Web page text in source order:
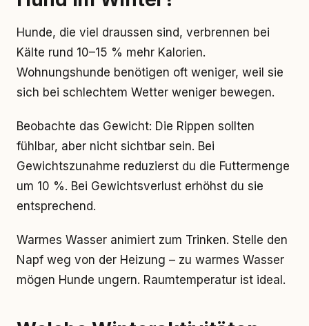
Hunde, die viel draussen sind, verbrennen bei
Kälte rund 10–15 % mehr Kalorien.
Wohnungshunde benötigen oft weniger, weil sie
sich bei schlechtem Wetter weniger bewegen.
Beobachte das Gewicht: Die Rippen sollten
fühlbar, aber nicht sichtbar sein. Bei
Gewichtszunahme reduzierst du die Futtermenge
um 10 %. Bei Gewichtsverlust erhöhst du sie
entsprechend.
Warmes Wasser animiert zum Trinken. Stelle den
Napf weg von der Heizung – zu warmes Wasser
mögen Hunde ungern. Raumtemperatur ist ideal.